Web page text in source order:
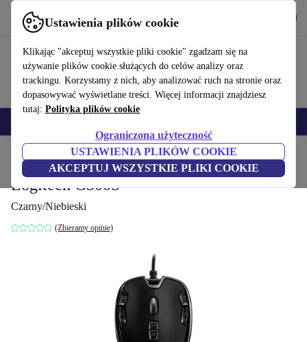
Ustawienia plików cookie
Klikając "akceptuj wszystkie pliki cookie" zgadzam się na
używanie plików cookie służących do celów analizy oraz
trackingu. Korzystamy z nich, aby analizować ruch na stronie oraz
dopasowywać wyświetlane treści. Więcej informacji znajdziesz
tutaj: Polityka plików cookie
Ograniczona użyteczność
USTAWIENIA PLIKÓW COOKIE
AKCEPTUJ WSZYSTKIE PLIKI COOKIE
Korzystaj z refurbed szybko i łatwo
Produkty Akcesoria komputerowe Akcesoria komputerowe
Logitech G300S
Czarny/Niebieski
(Zbieramy opinie)